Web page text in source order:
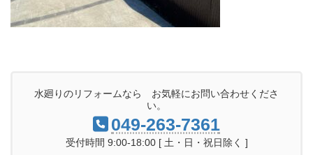
水廻りのリフォームなら お気軽にお問い合わせくださ
い。
049-263-7361
受付時間 9:00-18:00 [ 土・日・祝日除く ]